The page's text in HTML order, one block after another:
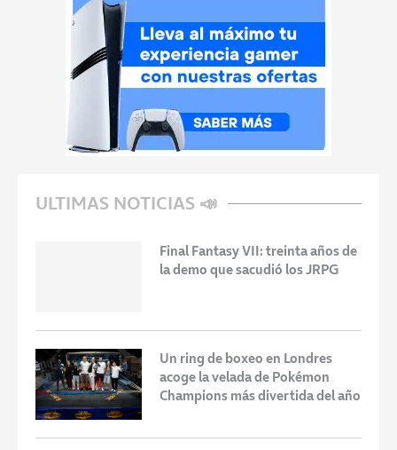
ULTIMAS NOTICIAS 📣
Final Fantasy VII: treinta años de
la demo que sacudió los JRPG
Un ring de boxeo en Londres
acoge la velada de Pokémon
Champions más divertida del año